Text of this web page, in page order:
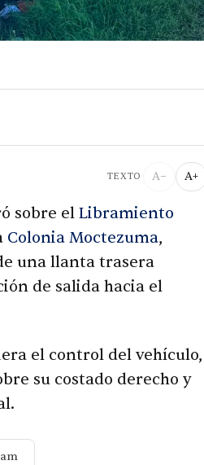
TEXTO A− A+
sobre el Libramiento
Colonia Moctezuma,
una llanta trasera
de salida hacia el
el control del vehículo,
su costado derecho y